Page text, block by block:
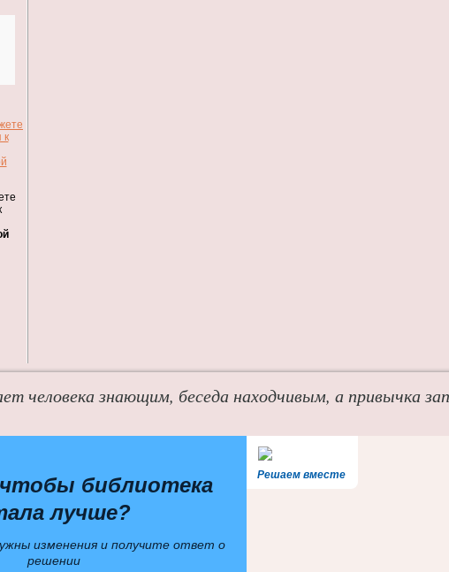
человека знающим, беседа находчивым, а привычка
Решаем вместе
библиотека
лучше?
изменения и получите ответ о
решении